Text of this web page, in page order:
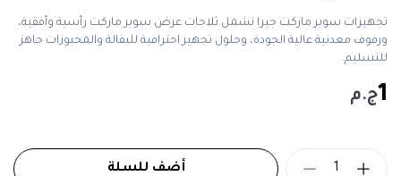
تجهيزات سوبر ماركت جيرا تشمل ثلاجات عرض سوبر ماركت رأسية وأفقية،
ورفوف معدنية عالية الجودة، وحلول تجهيز احترافية للبقالة والمخبوزات جاهز
للتسليم.
1ج.م
أضف للسلة 1